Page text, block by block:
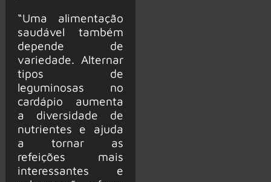
“Uma alimentação
saudável também
depende de
variedade. Alternar
tipos de
leguminosas no
cardápio aumenta
a diversidade de
nutrientes e ajuda
a tornar as
refeições mais
interessantes e